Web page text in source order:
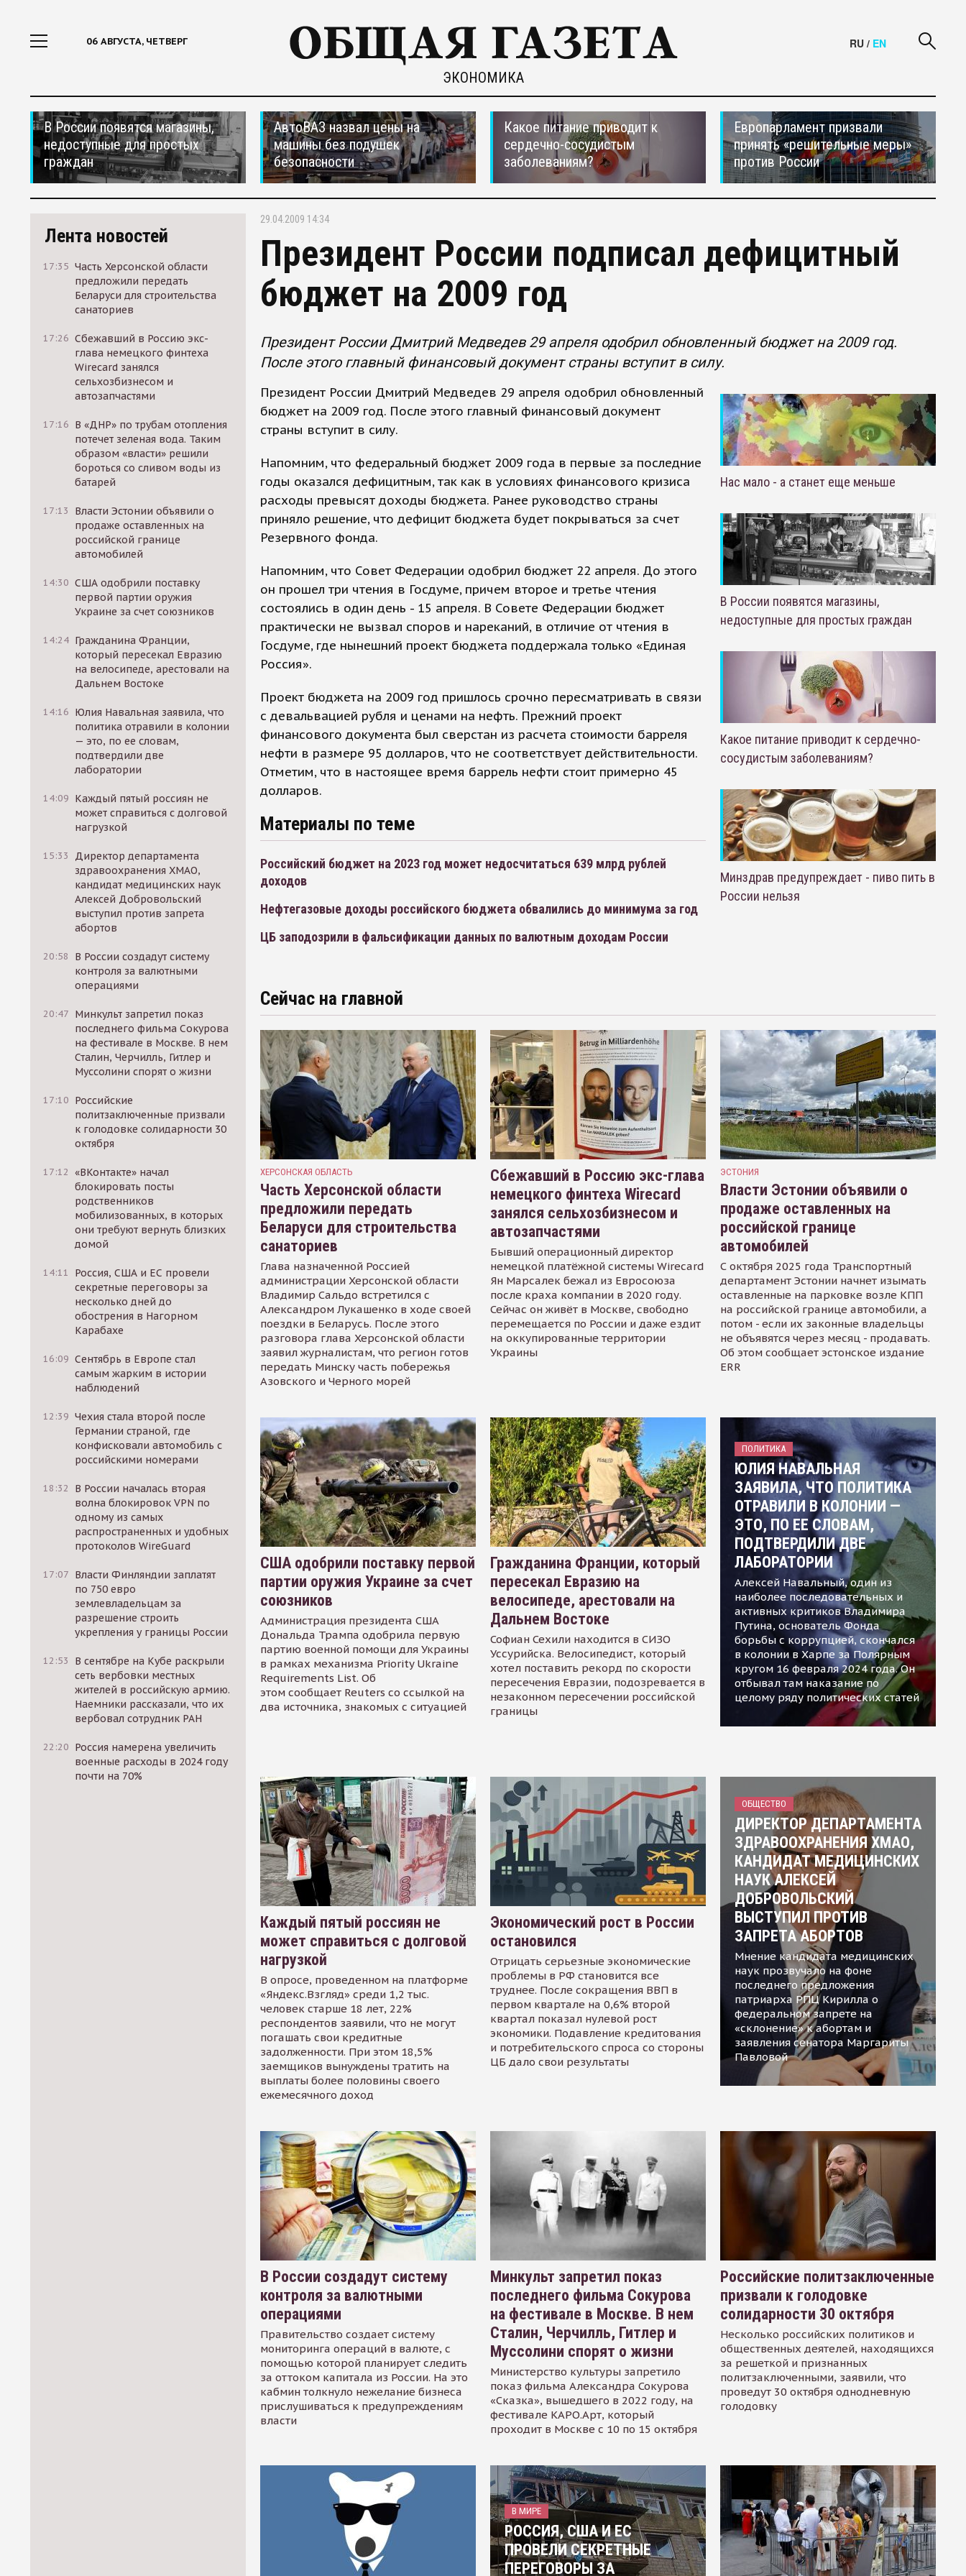
06 АВГУСТА, ЧЕТВЕРГ
ЭКОНОМИКА
RU / EN
В России появятся магазины,
недоступные для простых
граждан
АвтоВАЗ назвал цены на
машины без подушек
безопасности
Какое питание приводит к
сердечно-сосудистым
заболеваниям?
Европарламент призвали
принять «решительные меры»
против России
Лента новостей
17:35 Часть Херсонской области
предложили передать
Беларуси для строительства
санаториев
17:26 Сбежавший в Россию экс-
глава немецкого финтеха
Wirecard занялся
сельхозбизнесом и
автозапчастями
17:16 В «ДНР» по трубам отопления
потечет зеленая вода. Таким
образом «власти» решили
бороться со сливом воды из
батарей
17:13
Власти Эстонии объявили о
продаже оставленных на
российской границе
автомобилей
14:30 США одобрили поставку
первой партии оружия
Украине за счет союзников
14:24 Гражданина Франции,
который пересекал Евразию
на велосипеде, арестовали на
Дальнем Востоке
14:16 Юлия Навальная заявила, что
политика отравили в колонии
— это, по ее словам,
подтвердили две
лаборатории
14:09 Каждый пятый россиян не
может справиться с долговой
нагрузкой
15:33
Директор департамента
здравоохранения ХМАО,
кандидат медицинских наук
Алексей Добровольский
выступил против запрета
абортов
20:58
В России создадут систему
контроля за валютными
операциями
20:47 Минкульт запретил показ
последнего фильма Сокурова
на фестивале в Москве. В нем
Сталин, Черчилль, Гитлер и
Муссолини спорят о жизни
17:10 Российские
политзаключенные призвали
к голодовке солидарности 30
октября
17:12 «ВКонтакте» начал
блокировать посты
родственников
мобилизованных, в которых
они требуют вернуть близких
домой
14:11
Россия, США и ЕС провели
секретные переговоры за
несколько дней до
обострения в Нагорном
Карабахе
16:09 Сентябрь в Европе стал
самым жарким в истории
наблюдений
12:39 Чехия стала второй после
Германии страной, где
конфисковали автомобиль с
российскими номерами
18:32
В России началась вторая
волна блокировок VPN по
одному из самых
распространенных и удобных
протоколов WireGuard
17:07 Власти Финляндии заплатят
по 750 евро
землевладельцам за
разрешение строить
укрепления у границы России
12:53
В сентябре на Кубе раскрыли
сеть вербовки местных
жителей в российскую армию.
Наемники рассказали, что их
вербовал сотрудник РАН
22:20 Россия намерена увеличить
военные расходы в 2024 году
почти на 70%
29.04.2009 14:34
Президент России подписал дефицитный
бюджет на 2009 год
Президент России Дмитрий Медведев 29 апреля одобрил обновленный бюджет на 2009 год.
После этого главный финансовый документ страны вступит в силу.
Президент России Дмитрий Медведев 29 апреля одобрил обновленный
бюджет на 2009 год. После этого главный финансовый документ
страны вступит в силу.
Напомним, что федеральный бюджет 2009 года в первые за последние
годы оказался дефицитным, так как в условиях финансового кризиса
расходы превысят доходы бюджета. Ранее руководство страны
приняло решение, что дефицит бюджета будет покрываться за счет
Резервного фонда.
Напомним, что Совет Федерации одобрил бюджет 22 апреля. До этого
он прошел три чтения в Госдуме, причем второе и третье чтения
состоялись в один день - 15 апреля. В Совете Федерации бюджет
практически не вызвал споров и нареканий, в отличие от чтения в
Госдуме, где нынешний проект бюджета поддержала только «Единая
Россия».
Проект бюджета на 2009 год пришлось срочно пересматривать в связи
с девальвацией рубля и ценами на нефть. Прежний проект
финансового документа был сверстан из расчета стоимости барреля
нефти в размере 95 долларов, что не соответствует действительности.
Отметим, что в настоящее время баррель нефти стоит примерно 45
долларов.
Материалы по теме
Российский бюджет на 2023 год может недосчитаться 639 млрд рублей
доходов
Нефтегазовые доходы российского бюджета обвалились до минимума за год
ЦБ заподозрили в фальсификации данных по валютным доходам России
Нас мало - а станет еще меньше
В России появятся магазины,
недоступные для простых граждан
Какое питание приводит к сердечно-
сосудистым заболеваниям?
Минздрав предупреждает - пиво пить в
России нельзя
Сейчас на главной
ХЕРСОНСКАЯ ОБЛАСТЬ
Часть Херсонской области
предложили передать
Беларуси для строительства
санаториев
Глава назначенной Россией
администрации Херсонской области
Владимир Сальдо встретился с
Александром Лукашенко в ходе своей
поездки в Беларусь. После этого
разговора глава Херсонской области
заявил журналистам, что регион готов
передать Минску часть побережья
Азовского и Черного морей
Сбежавший в Россию экс-глава
немецкого финтеха Wirecard
занялся сельхозбизнесом и
автозапчастями
Бывший операционный директор
немецкой платёжной системы Wirecard
Ян Марсалек бежал из Евросоюза
после краха компании в 2020 году.
Сейчас он живёт в Москве, свободно
перемещается по России и даже ездит
на оккупированные территории
Украины
ЭСТОНИЯ
Власти Эстонии объявили о
продаже оставленных на
российской границе
автомобилей
С октября 2025 года Транспортный
департамент Эстонии начнет изымать
оставленные на парковке возле КПП
на российской границе автомобили, а
потом - если их законные владельцы
не объявятся через месяц - продавать.
Об этом сообщает эстонское издание
ERR
США одобрили поставку первой
партии оружия Украине за счет
союзников
Администрация президента США
Дональда Трампа одобрила первую
партию военной помощи для Украины
в рамках механизма Priority Ukraine
Requirements List. Об
этом сообщает Reuters со ссылкой на
два источника, знакомых с ситуацией
Гражданина Франции, который
пересекал Евразию на
велосипеде, арестовали на
Дальнем Востоке
Софиан Сехили находится в СИЗО
Уссурийска. Велосипедист, который
хотел поставить рекорд по скорости
пересечения Евразии, подозревается в
незаконном пересечении российской
границы
ПОЛИТИКА
ЮЛИЯ НАВАЛЬНАЯ
ЗАЯВИЛА, ЧТО ПОЛИТИКА
ОТРАВИЛИ В КОЛОНИИ —
ЭТО, ПО ЕЕ СЛОВАМ,
ПОДТВЕРДИЛИ ДВЕ
ЛАБОРАТОРИИ
Алексей Навальный, один из
наиболее последовательных и
активных критиков Владимира
Путина, основатель Фонда
борьбы с коррупцией, скончался
в колонии в Харпе за Полярным
кругом 16 февраля 2024 года. Он
отбывал там наказание по
целому ряду политических статей
Каждый пятый россиян не
может справиться с долговой
нагрузкой
В опросе, проведенном на платформе
«Яндекс.Взгляд» среди 1,2 тыс.
человек старше 18 лет, 22%
респондентов заявили, что не могут
погашать свои кредитные
задолженности. При этом 18,5%
заемщиков вынуждены тратить на
выплаты более половины своего
ежемесячного доход
Экономический рост в России
остановился
Отрицать серьезные экономические
проблемы в РФ становится все
труднее. После сокращения ВВП в
первом квартале на 0,6% второй
квартал показал нулевой рост
экономики. Подавление кредитования
и потребительского спроса со стороны
ЦБ дало свои результаты
ОБЩЕСТВО
ДИРЕКТОР ДЕПАРТАМЕНТА
ЗДРАВООХРАНЕНИЯ ХМАО,
КАНДИДАТ МЕДИЦИНСКИХ
НАУК АЛЕКСЕЙ
ДОБРОВОЛЬСКИЙ
ВЫСТУПИЛ ПРОТИВ
ЗАПРЕТА АБОРТОВ
Мнение кандидата медицинских
наук прозвучало на фоне
последнего предложения
патриарха РПЦ Кирилла о
федеральном запрете на
«склонение» к абортам и
заявления сенатора Маргариты
Павловой
В России создадут систему
контроля за валютными
операциями
Правительство создает систему
мониторинга операций в валюте, с
помощью которой планирует следить
за оттоком капитала из России. На это
кабмин толкнуло нежелание бизнеса
прислушиваться к предупреждениям
власти
Минкульт запретил показ
последнего фильма Сокурова
на фестивале в Москве. В нем
Сталин, Черчилль, Гитлер и
Муссолини спорят о жизни
Министерство культуры запретило
показ фильма Александра Сокурова
«Сказка», вышедшего в 2022 году, на
фестивале КАРО.Арт, который
проходит в Москве с 10 по 15 октября
Российские политзаключенные
призвали к голодовке
солидарности 30 октября
Несколько российских политиков и
общественных деятелей, находящихся
за решеткой и признанных
политзаключенными, заявили, что
проведут 30 октября однодневную
голодовку
В МИРЕ
РОССИЯ, США И ЕС
ПРОВЕЛИ СЕКРЕТНЫЕ
ПЕРЕГОВОРЫ ЗА